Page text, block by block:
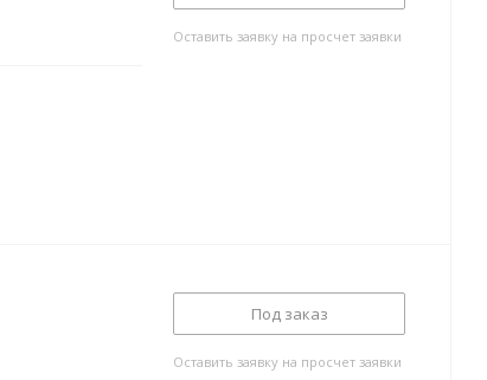
Оставить заявку на просчет заявки
Под заказ
Оставить заявку на просчет заявки